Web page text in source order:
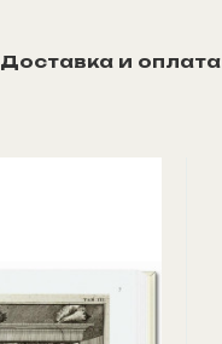
Доставка и оплата